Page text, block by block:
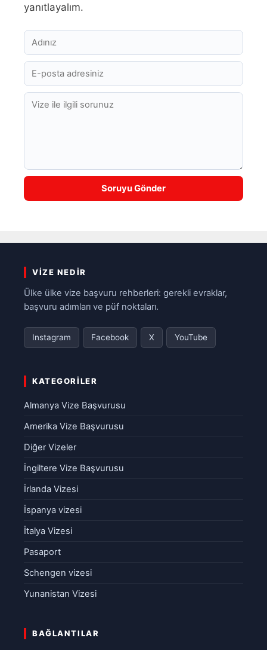
yanıtlayalım.
VIZE NEDIR
Ülke ülke vize başvuru rehberleri: gerekli evraklar,
başvuru adımları ve püf noktaları.
Instagram Facebook X YouTube
KATEGORILER
Almanya Vize Başvurusu
Amerika Vize Başvurusu
Diğer Vizeler
İngiltere Vize Başvurusu
İrlanda Vizesi
İspanya vizesi
İtalya Vizesi
Pasaport
Schengen vizesi
Yunanistan Vizesi
BAĞLANTILAR